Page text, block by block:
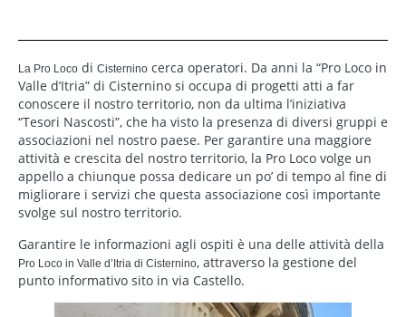
La Pro Loco di Cisternino cerca operatori. Da anni la “Pro Loco in
Valle d’Itria” di Cisternino si occupa di progetti atti a far
conoscere il nostro territorio, non da ultima l’iniziativa
“Tesori Nascosti”, che ha visto la presenza di diversi gruppi e
associazioni nel nostro paese. Per garantire una maggiore
attività e crescita del nostro territorio, la Pro Loco volge un
appello a chiunque possa dedicare un po’ di tempo al fine di
migliorare i servizi che questa associazione così importante
svolge sul nostro territorio.
Garantire le informazioni agli ospiti è una delle attività della
Pro Loco in Valle d’Itria di Cisternino, attraverso la gestione del
punto informativo sito in via Castello.